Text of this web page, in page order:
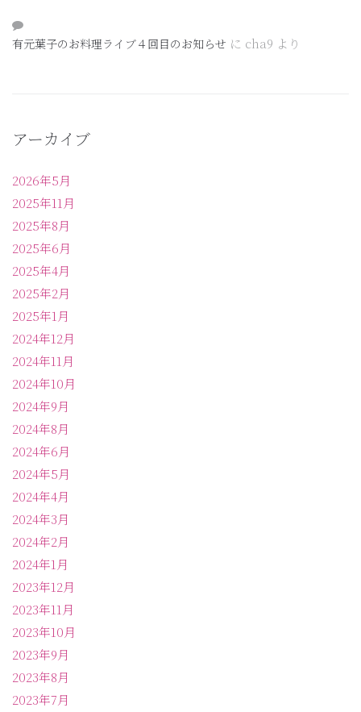
有元葉子のお料理ライブ４回目のお知らせ に cha9 より
アーカイブ
2026年5月
2025年11月
2025年8月
2025年6月
2025年4月
2025年2月
2025年1月
2024年12月
2024年11月
2024年10月
2024年9月
2024年8月
2024年6月
2024年5月
2024年4月
2024年3月
2024年2月
2024年1月
2023年12月
2023年11月
2023年10月
2023年9月
2023年8月
2023年7月